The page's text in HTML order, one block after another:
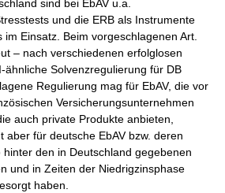
sind bei EbAV u.a.
und die ERB als Instrumente
Einsatz. Beim vorgeschlagenen Art.
– nach verschiedenen erfolglosen
ähnliche Solvenzregulierung für DB
Regulierung mag für EbAV, die vor
Versicherungsunternehmen
auch private Produkte anbieten,
aber für deutsche EbAV bzw. deren
den in Deutschland gegebenen
und in Zeiten der Niedrigzinsphase
haben.